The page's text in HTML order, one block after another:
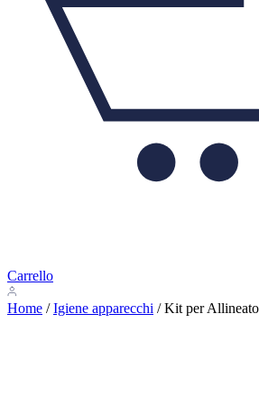
Carrello
Home /Igiene apparecchi / Kit per